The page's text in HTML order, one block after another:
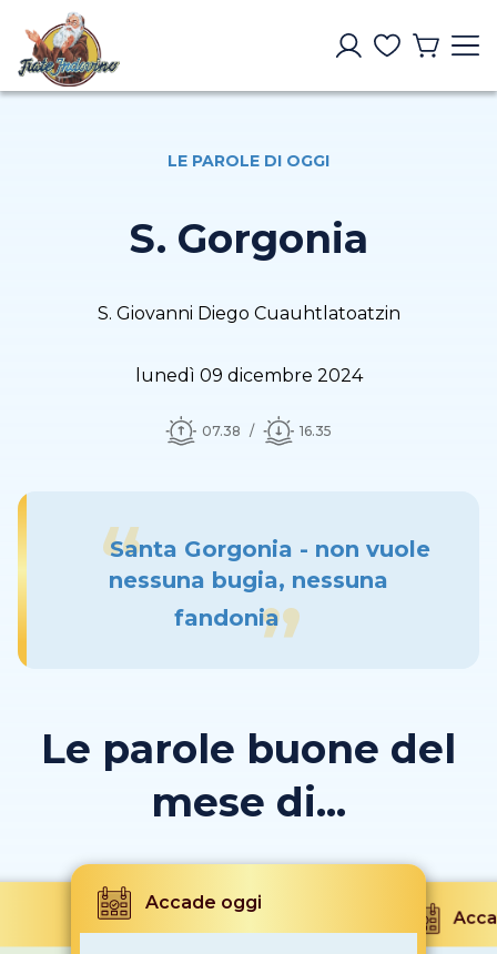
LE PAROLE DI OGGI
S. Gorgonia
S. Giovanni Diego Cuauhtlatoatzin
lunedì 09 dicembre 2024
07.38 16.35
Santa Gorgonia - non vuole
nessuna bugia, nessuna
fandonia
Le parole buone del
mese di...
Accade oggi